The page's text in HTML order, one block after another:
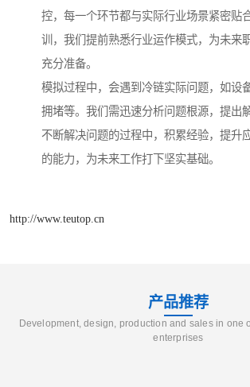
控，每一个环节都与实际行业场景紧密贴
训，我们提前熟悉行业运作模式，为未来
充分准备。
模拟过程中，会遇到冷链实际问题，如设
拥堵等。我们需迅速分析问题根源，提出
不断解决问题的过程中，积累经验，提升
的能力，为未来工作打下坚实基础。
http://www.teutop.cn
产品推荐
Development, design, production and sales in one
enterprises